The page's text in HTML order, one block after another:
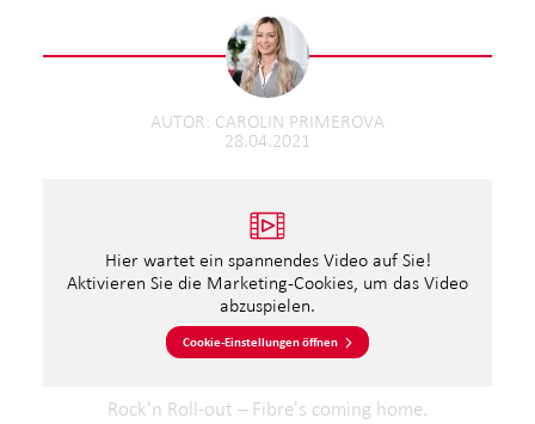
28.04.2021
AUTOR CAROLIN PRIMEROVA
Hier wartet ein spannendes Video auf Sie!
Aktivieren Sie die Marketing-Cookies, um das Video
abzuspielen.
Cookie-Einstellungen öffnen
Rock'n Roll-out – Fibre's coming home.